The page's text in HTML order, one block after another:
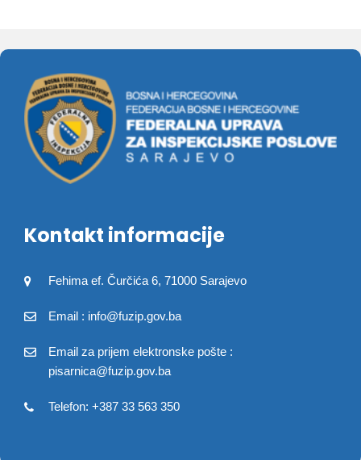
Kontakt informacije
Fehima ef. Čurčića 6, 71000 Sarajevo
Email : info@fuzip.gov.ba
Email za prijem elektronske pošte :
pisarnica@fuzip.gov.ba
Telefon: +387 33 563 350